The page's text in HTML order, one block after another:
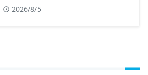
2026/8/5